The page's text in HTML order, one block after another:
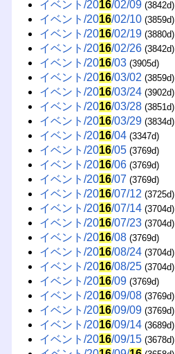
イベント/2016/02/09 (3842d)
イベント/2016/02/10 (3859d)
イベント/2016/02/19 (3880d)
イベント/2016/02/26 (3842d)
イベント/2016/03 (3905d)
イベント/2016/03/02 (3859d)
イベント/2016/03/24 (3902d)
イベント/2016/03/28 (3851d)
イベント/2016/03/29 (3834d)
イベント/2016/04 (3347d)
イベント/2016/05 (3769d)
イベント/2016/06 (3769d)
イベント/2016/07 (3769d)
イベント/2016/07/12 (3725d)
イベント/2016/07/14 (3704d)
イベント/2016/07/23 (3704d)
イベント/2016/08 (3769d)
イベント/2016/08/24 (3704d)
イベント/2016/08/25 (3704d)
イベント/2016/09 (3769d)
イベント/2016/09/08 (3769d)
イベント/2016/09/09 (3769d)
イベント/2016/09/14 (3689d)
イベント/2016/09/15 (3678d)